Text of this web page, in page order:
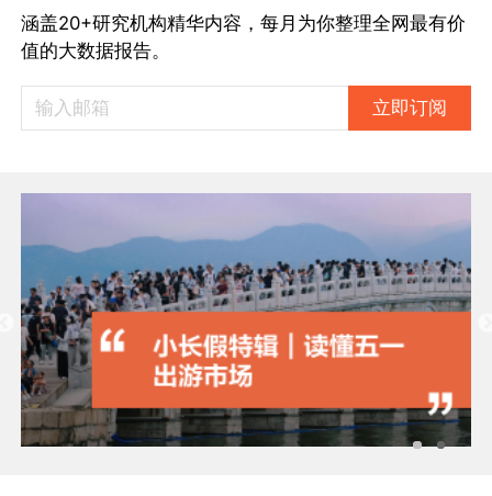
涵盖20+研究机构精华内容，每月为你整理全网最有价
值的大数据报告。
立即订阅